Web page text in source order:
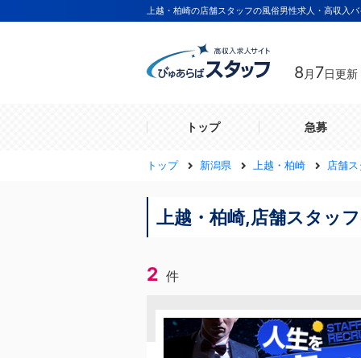
上越・柏崎の店舗スタッフの風俗男性求人・高収入
8 月 7日更新
トップ 急募
トップ 新潟県 上越・柏崎 店舗
上越・柏崎,店舗スタッフ
2 件